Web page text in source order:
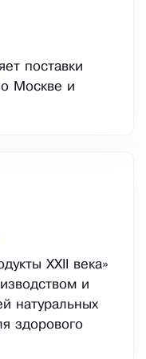
поставки
Москве и
XXII века»
и
натуральных
здорового